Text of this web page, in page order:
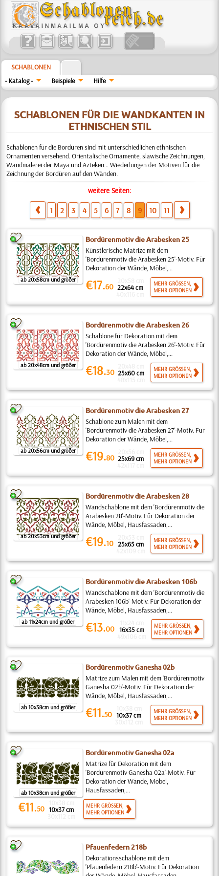
SCHABLONEN
- Katalog -
Beispiele Hilfe
SCHABLONEN FÜR DIE WANDKANTEN IN
ETHNISCHEN STIL
Schablonen für die Bordüren sind mit unterschiedlichen ethnischen
Ornamenten versehend. Orientalische Ornamente, slawische Zeichnungen,
Wandmalerei der Maya und Azteken… Wiederlungen der Motiven für die
Zeichnung der Bordüren auf den Wänden.
weitere Seiten:
1 2 3 4 5 6 7 8 9 10 11
ab 20x58cm und größer
Bordürenmotiv die Arabesken 25
Künstlerische Matrize mit dem
'Bordürenmotiv die Arabesken 25'-Motiv. Für
Dekoration der Wände, Möbel,...
€17.60 22x64 cm
MEHR GRÖSSEN,
MEHR OPTIONEN
ab 20x48cm und größer
Bordürenmotiv die Arabesken 26
Schablone für Dekoration mit dem
'Bordürenmotiv die Arabesken 26'-Motiv. Für
Dekoration der Wände, Möbel,...
€18.30 25x60 cm
MEHR GRÖSSEN,
MEHR OPTIONEN
ab 20x56cm und größer
Bordürenmotiv die Arabesken 27
Schablone zum Malen mit dem
'Bordürenmotiv die Arabesken 27'-Motiv. Für
Dekoration der Wände, Möbel,...
€19.80 25x69 cm
MEHR GRÖSSEN,
MEHR OPTIONEN
ab 20x53cm und größer
Bordürenmotiv die Arabesken 28
Wandschablone mit dem 'Bordürenmotiv die
Arabesken 28'-Motiv. Für Dekoration der
Wände, Möbel, Hausfassaden,...
€19.10 25x65 cm
MEHR GRÖSSEN,
MEHR OPTIONEN
ab 11x24cm und größer
Bordürenmotiv die Arabesken 106b
Wandschablone mit dem 'Bordürenmotiv die
Arabesken 106b'-Motiv. Für Dekoration der
Wände, Möbel, Hausfassaden,...
€13.00 16x35 cm
MEHR GRÖSSEN,
MEHR OPTIONEN
ab 10x38cm und größer
Bordürenmotiv Ganesha 02b
Matrize zum Malen mit dem 'Bordürenmotiv
Ganesha 02b'-Motiv. Für Dekoration der
Wände, Möbel, Hausfassaden,...
€11.50 10x37 cm
MEHR GRÖSSEN,
MEHR OPTIONEN
ab 10x38cm und größer
Bordürenmotiv Ganesha 02a
Matrize für Dekoration mit dem
'Bordürenmotiv Ganesha 02a'-Motiv. Für
Dekoration der Wände, Möbel,
Hausfassaden,...
€11.50 10x37 cm
MEHR GRÖSSEN,
MEHR OPTIONEN
Pfauenfedern 218b
Dekorationsschablone mit dem
'Pfauenfedern 218b'-Motiv. Für Dekoration